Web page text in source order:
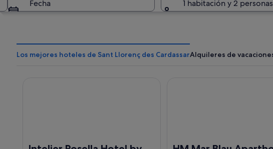
Fecha
1 habitación y 2 personas
Los mejores hoteles de Sant Llorenç des CardassarAlquileres de